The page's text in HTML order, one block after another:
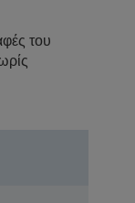
του